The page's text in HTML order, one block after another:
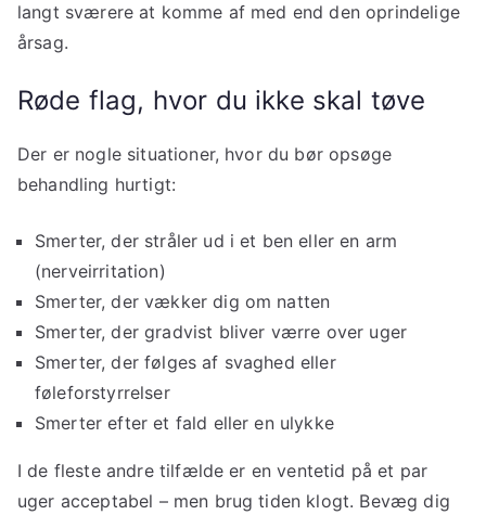
langt sværere at komme af med end den oprindelige
årsag.
Røde flag, hvor du ikke skal tøve
Der er nogle situationer, hvor du bør opsøge
behandling hurtigt:
Smerter, der stråler ud i et ben eller en arm
(nerveirritation)
Smerter, der vækker dig om natten
Smerter, der gradvist bliver værre over uger
Smerter, der følges af svaghed eller
føleforstyrrelser
Smerter efter et fald eller en ulykke
I de fleste andre tilfælde er en ventetid på et par
uger acceptabel – men brug tiden klogt. Bevæg dig